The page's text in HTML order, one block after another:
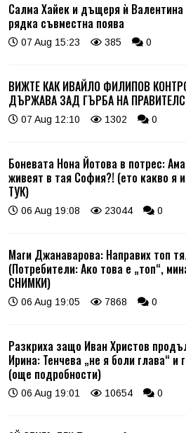
Салма Хайек и дъщеря ѝ
рядка съвместна поява
07 Aug 15:23 385 0
ВИЖТЕ КАК ИВАЙЛО ФИЛИПОВ
ДЪРЖАВА ЗАД ГЪРБА НА
07 Aug 12:10 1302 0
Боневата Нона Йотова в потрес:
живеят в тая София?! (ето какво я
ТУК)
06 Aug 19:08 23044 0
Маги Джанаварова: Направих топ
(Потребители: Ако това е „топ“,
СНИМКИ)
06 Aug 19:05 7868 0
Разкриха защо Иван Христов
Ирина: Тенчева „не я боли глава“ и
(още подробности)
06 Aug 19:01 10654 0